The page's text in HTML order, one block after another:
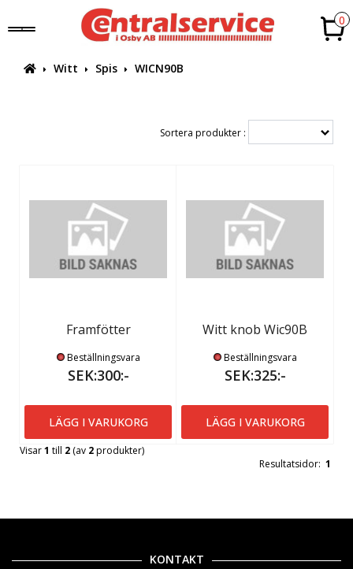
0
Witt Spis WICN90B
Sortera produkter :
Framfötter
Beställningsvara
SEK:300:-
LÄGG I VARUKORG
Witt knob Wic90B
Beställningsvara
SEK:325:-
LÄGG I VARUKORG
Visar1 till 2 (av 2produkter)
Resultatsidor: 1
KONTAKT